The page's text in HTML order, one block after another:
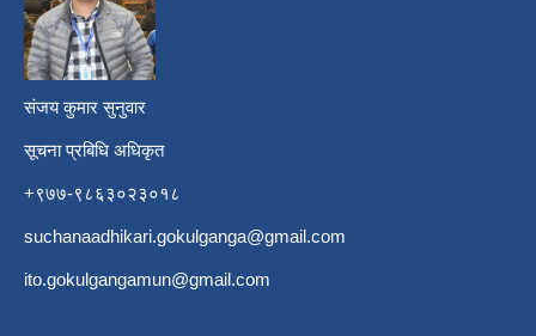
संजय कुमार सुनुवार
सूचना प्रबिधि अधिकृत
+९७७-९८६३०२३०१८
suchanaadhikari.gokulganga@gmail.com
ito.gokulgangamun@gmail.com